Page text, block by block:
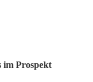
im Prospekt